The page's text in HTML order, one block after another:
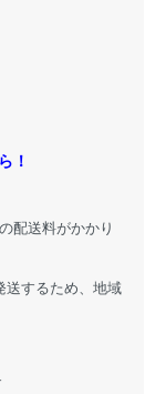
！
配送料がかかり
送するため、地域